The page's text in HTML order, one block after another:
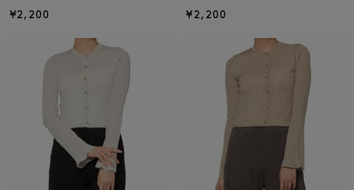
¥2,200 ¥2,200